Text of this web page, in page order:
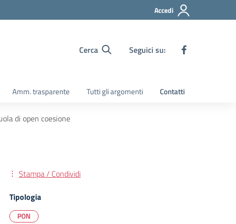
Accedi
Cerca Seguici su:
Amm. trasparente Tutti gli argomenti Contatti
di open coesione
Stampa / Condividi
Tipologia
PON